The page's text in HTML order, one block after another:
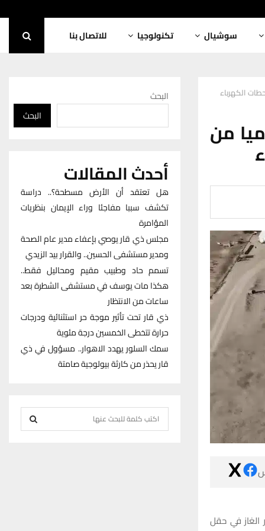
سوشيال تكنولوجيا للاتصال بنا
يوميا من
الغاز في حقل
البحث
البحث
أحدث المقالات
هل تعتقد أن الأرض مسطحة؟.. دراسة
تكشف سببا مفاجئا وراء الإيمان بنظريات
المؤامرة
مجلس ذي قار يوصي بإعفاء مدير عام الصحة
ومدير مستشفى الحسين.. والقرار بيد الزيدي
تسمم حاد وطبيب مقيم ومحاليل فقط..
هكذا مات يوسف في مستشفى الشطرة بعد
ساعات من الانتظار
ذي قار تحت تأثير موجة حر استثنائية ودرجات
حرارة تتخطى الخمسين درجة مئوية
سمك السلور يهدد الاهوار.. مسؤول في ذي
قار يحذر من كارثة بيولوجية صامتة
e